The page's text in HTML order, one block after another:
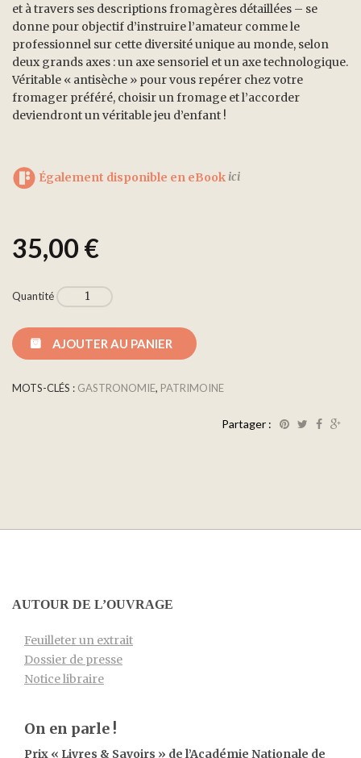
et à travers ses descriptions fromagères détaillées – se
donne pour objectif d’instruire l’amateur comme le
professionnel sur cette diversité unique au monde, selon
deux grands axes : un axe sensoriel et un axe technologique.
Véritable « antisèche » pour vous repérer chez votre
fromager préféré, choisir un fromage et l’accorder
deviendront un véritable jeu d’enfant !
Également disponible en eBook ici
35,00€
Quantité
AJOUTER AU PANIER
MOTS-CLÉS : GASTRONOMIE, PATRIMOINE
Partager :
AUTOUR DE L’OUVRAGE
Feuilleter un extrait
Dossier de presse
Notice libraire
On en parle !
Prix « Livres & Savoirs » de l’Académie Nationale de